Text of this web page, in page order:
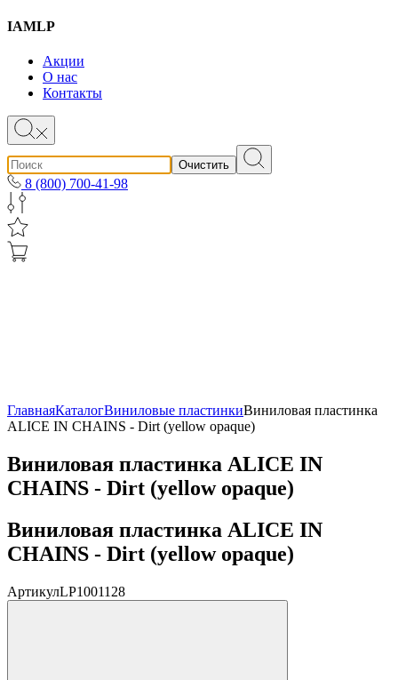
IAMLP
Акции
О нас
Контакты
Очистить
8 (800) 700-41-98
ГлавнаяКаталогВиниловые пластинкиВиниловая пластинка
ALICE IN CHAINS - Dirt (yellow opaque)
Виниловая пластинка ALICE IN
CHAINS - Dirt (yellow opaque)
Виниловая пластинка ALICE IN
CHAINS - Dirt (yellow opaque)
АртикулLP1001128